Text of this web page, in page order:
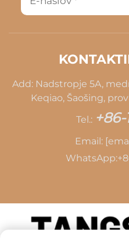
Add: Nadstropje 5A,
Keqiao, Šaošing,
Tel.:
Email:
WhatsApp: